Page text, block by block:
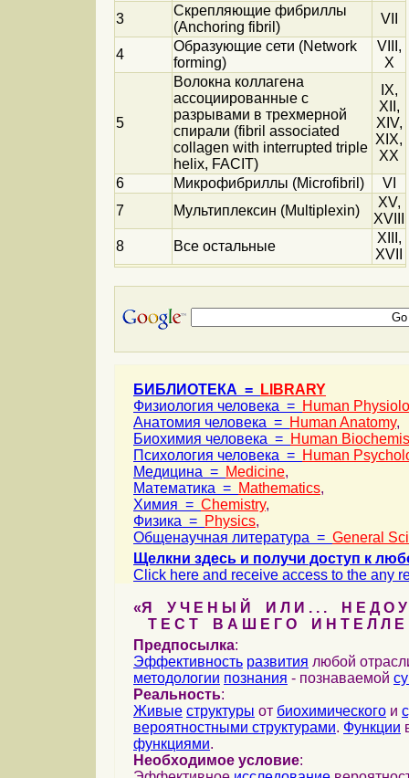
3
Скрепляющие фибриллы
(Anchoring fibril)
VII
4
Образующие сети (Network
forming)
VIII,
X
5
Волокна коллагена
ассоциированные с
разрывами в трехмерной
спирали (fibril associated
collagen with interrupted triple
helix, FACIT)
IX,
XII,
XIV,
XIX,
XX
6
Микрофибриллы (Microfibril)
VI
7
Мультиплексин (Multiplexin)
XV,
XVIII
8
Все остальные
XIII,
XVII
БИБЛИОТЕКА =
LIBRARY
Физиология человека = Human
Анатомия человека = Human Anatomy,
Биохимия человека = Human
Психология человека = Human
Медицина = Medicine,
Математика = Mathematics,
Химия = Chemistry,
Физика = Physics,
Общенаучная литература = General
Щелкни здесь и получи доступ к
Click here and receive access to the any
«Я У Ч Е Н Ы Й И Л И . . . Н Е Д О У
Т Е С Т В А Ш Е Г О И Н Т Е Л Л Е
Предпосылка:
Эффективность развития любой
методологии познания - познаваемой
Реальность:
Живые структуры от биохимического и
вероятностными структурами. Функции
функциями.
Необходимое условие: